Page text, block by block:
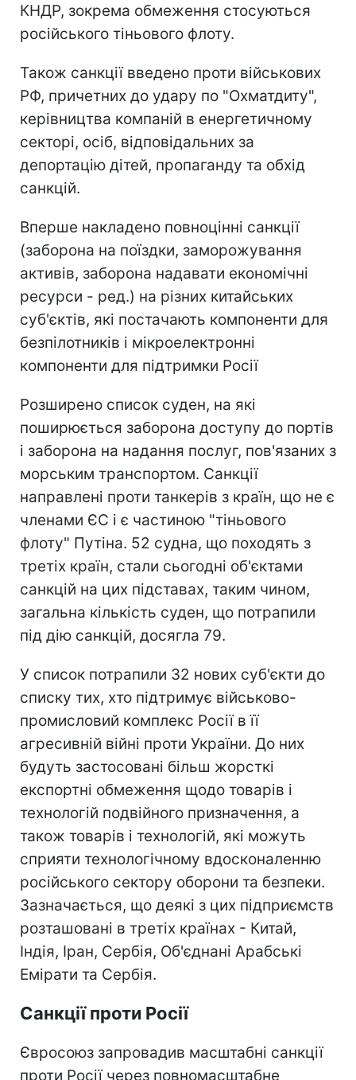
КНДР, зокрема обмеження стосуються
російського тіньового флоту.
Також санкції введено проти військових
РФ, причетних до удару по "Охматдиту",
керівництва компаній в енергетичному
секторі, осіб, відповідальних за
депортацію дітей, пропаганду та обхід
санкцій.
Вперше накладено повноцінні санкції
(заборона на поїздки, заморожування
активів, заборона надавати економічні
ресурси - ред.) на різних китайських
суб'єктів, які постачають компоненти для
безпілотників і мікроелектронні
компоненти для підтримки Росії
Розширено список суден, на які
поширюється заборона доступу до портів
і заборона на надання послуг, пов'язаних з
морським транспортом. Санкції
направлені проти танкерів з країн, що не є
членами ЄС і є частиною "тіньового
флоту" Путіна. 52 судна, що походять з
третіх країн, стали сьогодні об'єктами
санкцій на цих підставах, таким чином,
загальна кількість суден, що потрапили
під дію санкцій, досягла 79.
У список потрапили 32 нових суб'єкти до
списку тих, хто підтримує військово-
промисловий комплекс Росії в її
агресивній війні проти України. До них
будуть застосовані більш жорсткі
експортні обмеження щодо товарів і
технологій подвійного призначення, а
також товарів і технологій, які можуть
сприяти технологічному вдосконаленню
російського сектору оборони та безпеки.
Зазначається, що деякі з цих підприємств
розташовані в третіх країнах - Китай,
Індія, Іран, Сербія, Об'єднані Арабські
Емірати та Сербія.
Санкції проти Росії
Євросоюз запровадив масштабні санкції
проти Росії через повномасштабне